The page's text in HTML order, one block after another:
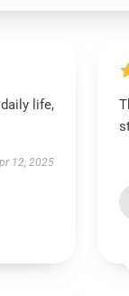
life,
12, 2025